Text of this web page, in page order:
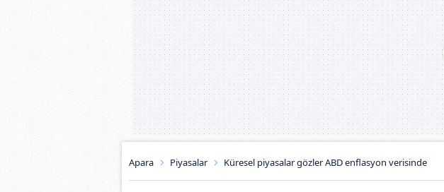
Apara Piyasalar Küresel piyasalar gözler ABD enflasyon verisinde